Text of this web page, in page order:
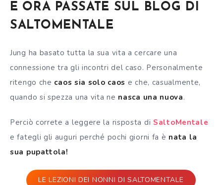
E ORA PASSATE SUL BLOG DI
SALTOMENTALE
Jung ha basato tutta la sua vita a cercare una
connessione tra gli incontri del caso. Personalmente
ritengo che caos sia solo caos e che, casualmente,
quando si spezza una vita ne nasca una nuova.
Perciò correte a leggere la risposta di SaltoMentale
e fategli gli auguri perché pochi giorni fa è nata la
sua pupattola!
LE LEZIONI DEI NONNI DI SALTOMENTALE